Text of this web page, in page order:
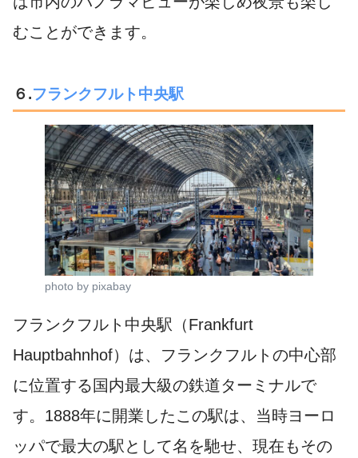
むことができます。
６.フランクフルト中央駅
photo by pixabay
フランクフルト中央駅（Frankfurt
Hauptbahnhof）は、フランクフルトの中心部
に位置する国内最大級の鉄道ターミナルで
す。1888年に開業したこの駅は、当時ヨーロ
ッパで最大の駅として名を馳せ、現在もその